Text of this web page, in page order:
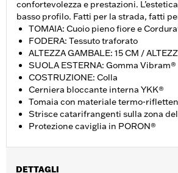
confortevolezza e prestazioni.
basso profilo. Fatti per la strada, fatti
TOMAIA: Cuoio pieno fiore e
FODERA: Tessuto traforato
ALTEZZA GAMBALE: 15 CM /
SUOLA ESTERNA: Gomma Vibram®
COSTRUZIONE: Colla
Cerniera bloccante interna YKK®
Tomaia con materiale termo-
Strisce catarifrangenti sulla zona
Protezione caviglia in PORON®
DETTAGLI